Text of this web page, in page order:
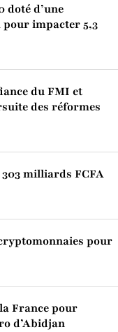
doté d’une
pour impacter 5,3
du FMI et
des réformes
milliards FCFA
pour
France pour
d’Abidjan